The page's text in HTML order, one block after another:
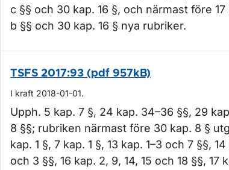
c §§ och 30 kap. 16 §, och närmast före
b §§ och 30 kap. 16 § nya rubriker.
TSFS 2017:93 (pdf 957kB)
I kraft 2018-01-01.
Upph. 5 kap. 7 §, 24 kap. 34–36 §§, 29
8 §§; rubriken närmast före 30 kap. 8 §
kap. 1 §, 7 kap. 1 §, 13 kap. 1–3 och 7 §§,
och 3 §§, 16 kap. 2, 9, 14, 15 och 18 §§, 17